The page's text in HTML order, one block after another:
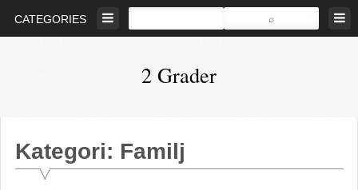
CATEGORIES
2 Grader
biologiska
mångfalden
Kategori: Familj